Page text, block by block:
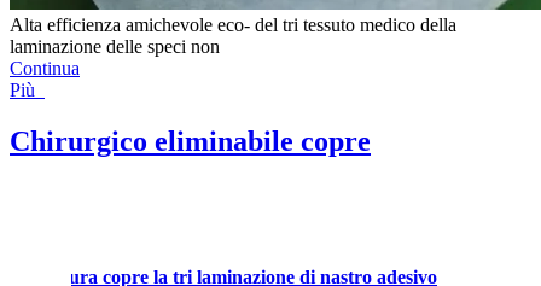
Alta efficienza amichevole eco- del tri tessuto medico della
laminazione delle speci non
Continua
Più
Chirurgico eliminabile copre
copre la tri laminazione di nastro adesivo